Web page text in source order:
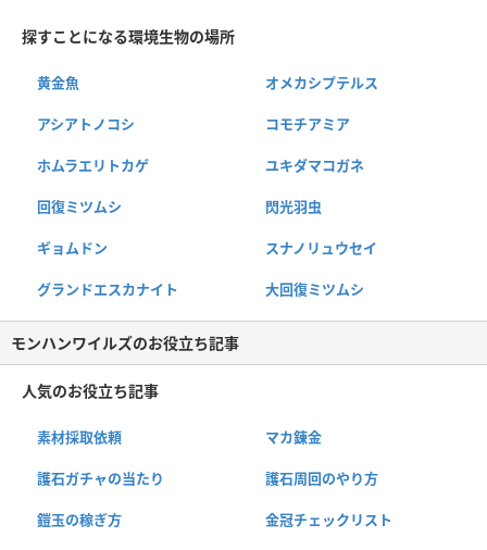
探すことになる環境生物の場所
黄金魚 オメカシプテルス
アシアトノコシ コモチアミア
ホムラエリトカゲ ユキダマコガネ
回復ミツムシ 閃光羽虫
ギョムドン スナノリュウセイ
グランドエスカナイト 大回復ミツムシ
モンハンワイルズのお役立ち記事
人気のお役立ち記事
素材採取依頼 マカ錬金
護石ガチャの当たり 護石周回のやり方
鎧玉の稼ぎ方 金冠チェックリスト